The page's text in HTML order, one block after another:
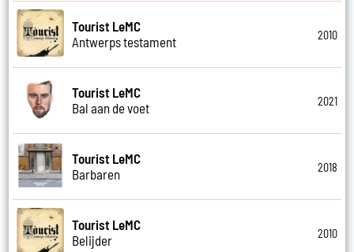
Tourist LeMC
Antwerps testament
2010
Tourist LeMC
Bal aan de voet
2021
Tourist LeMC
Barbaren
2018
Tourist LeMC
Belijder
2010